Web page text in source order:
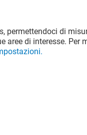
permettendoci di
aree di interesse.